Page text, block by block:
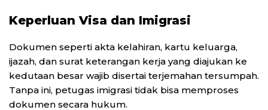
Keperluan Visa dan Imigrasi
Dokumen seperti akta kelahiran, kartu keluarga,
ijazah, dan surat keterangan kerja yang diajukan ke
kedutaan besar wajib disertai terjemahan tersumpah.
Tanpa ini, petugas imigrasi tidak bisa memproses
dokumen secara hukum.